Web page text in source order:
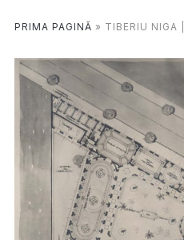
PRIMA PAGINĂ » TIBERIU NIGA